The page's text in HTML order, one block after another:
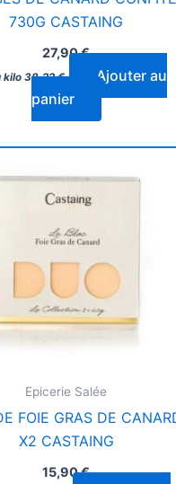
730G CASTAING
27,90€
kilo 38,22€
Ajouter au
panier
Epicerie Salée
FOIE GRAS DE
X2 CASTAING
15,90€